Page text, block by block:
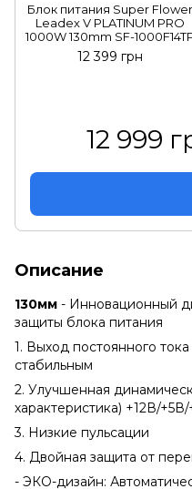
Блок питания Super Flower
Leadex V PLATINUM PRO
1000W 130mm SF-
12 399 грн
12 999
Описание
130мм - Инновационный
защиты блока питания
1. Выход постоянного
стабильным
2. Улучшенная
характеристика) +12В/
3. Низкие пульсации
4. Двойная защита от
- ЭКО-дизайн: